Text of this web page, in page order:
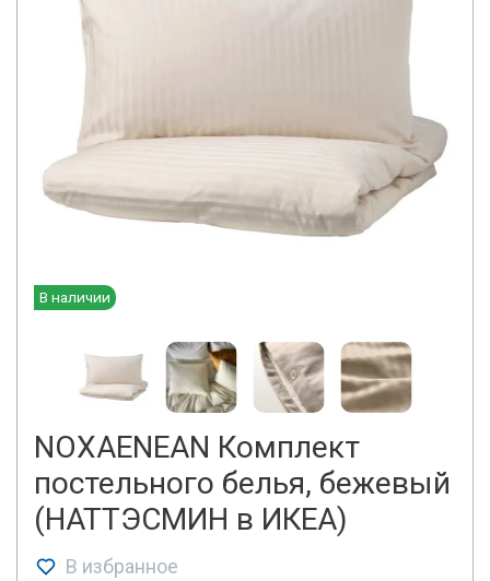
В наличии
NOXAENEAN Комплект
постельного белья, бежевый
(НАТТЭСМИН в ИКЕА)
В избранное